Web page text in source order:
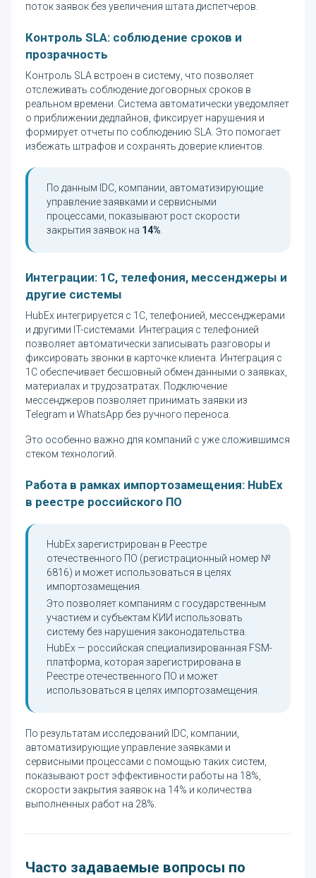
поток заявок без увеличения штата диспетчеров.
Контроль SLA: соблюдение сроков и
прозрачность
Контроль SLA встроен в систему, что позволяет
отслеживать соблюдение договорных сроков в
реальном времени. Система автоматически уведомляет
о приближении дедлайнов, фиксирует нарушения и
формирует отчеты по соблюдению SLA. Это помогает
избежать штрафов и сохранять доверие клиентов.
По данным IDC, компании, автоматизирующие
управление заявками и сервисными
процессами, показывают рост скорости
закрытия заявок на 14%
Интеграции: 1С, телефония, мессенджеры и
другие системы
HubEx интегрируется с 1С, телефонией, мессенджерами
и другими IT-системами. Интеграция с телефонией
позволяет автоматически записывать разговоры и
фиксировать звонки в карточке клиента. Интеграция с
1С обеспечивает бесшовный обмен данными о заявках,
материалах и трудозатратах. Подключение
мессенджеров позволяет принимать заявки из
Telegram и WhatsApp без ручного переноса.
Это особенно важно для компаний с уже сложившимся
стеком технологий.
Работа в рамках импортозамещения: HubEx
в реестре российского ПО
HubEx зарегистрирован в Реестре
отечественного ПО (регистрационный номер №
6816) и может использоваться в целях
импортозамещения.
Это позволяет компаниям с государственным
участием и субъектам КИИ использовать
систему без нарушения законодательства.
HubEx — российская специализированная FSM-
платформа, которая зарегистрирована в
Реестре отечественного ПО и может
использоваться в целях импортозамещения.
По результатам исследований IDC, компании,
автоматизирующие управление заявками и
сервисными процессами с помощью таких систем,
показывают рост эффективности работы на 18%,
скорости закрытия заявок на 14% и количества
выполненных работ на 28%.
Часто задаваемые вопросы по